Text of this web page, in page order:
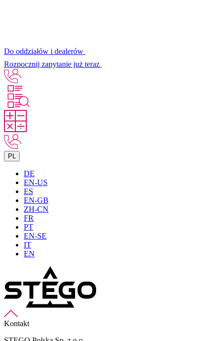
Do oddziałów i dealerów
Rozpocznij zapytanie już teraz
PL
DE
EN-US
ES
EN-GB
ZH-CN
FR
PT
EN-SE
IT
EN
Kontakt